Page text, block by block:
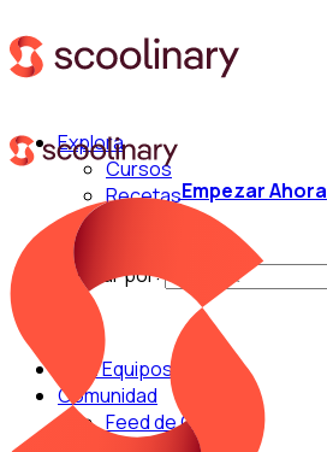
Explora
Cursos
Recetas
Buscar por:
Para Equipos
Comunidad
Feed de Cocina
Empezar Ahora